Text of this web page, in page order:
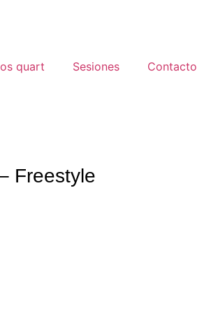
quart Sesiones Contacto
Freestyle